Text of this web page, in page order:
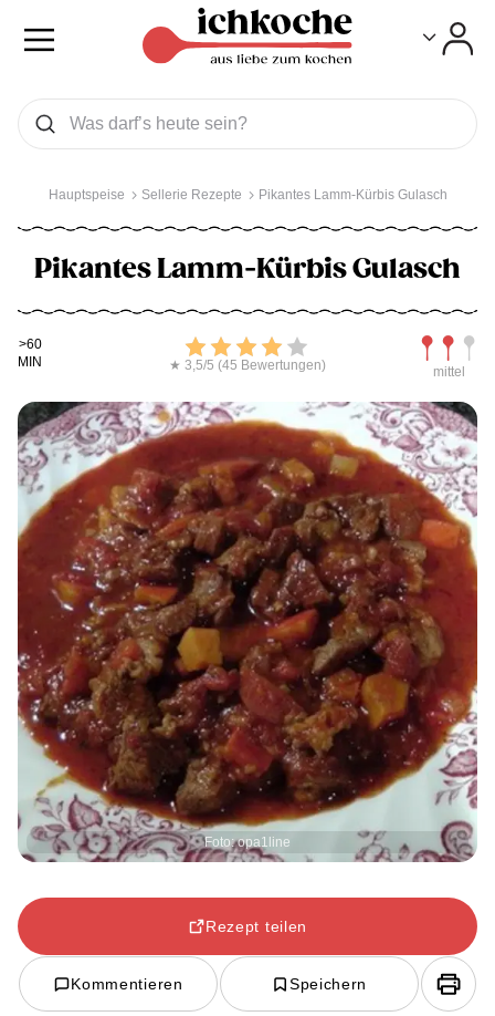
Was wollen Sie suchen
Suchen
Hauptspeise Sellerie Rezepte Pikantes Lamm-Kürbis Gulasch
Pikantes Lamm-Kürbis Gulasch
Kochdauer
>60
MIN
Bewerten
★ 3,5/5 (45 Bewertungen) mittel
Foto: opa1line
Rezept teilen
Kommentieren Speichern